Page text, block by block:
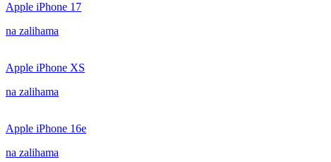
Apple iPhone 17
na zalihama
Apple iPhone XS
na zalihama
Apple iPhone 16e
na zalihama